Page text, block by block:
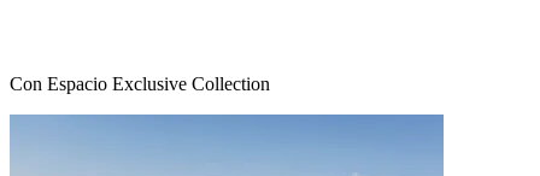
Con Espacio Exclusive Collection